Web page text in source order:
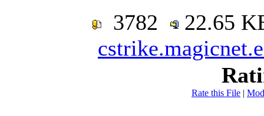
3782
22.65
Rate this File |